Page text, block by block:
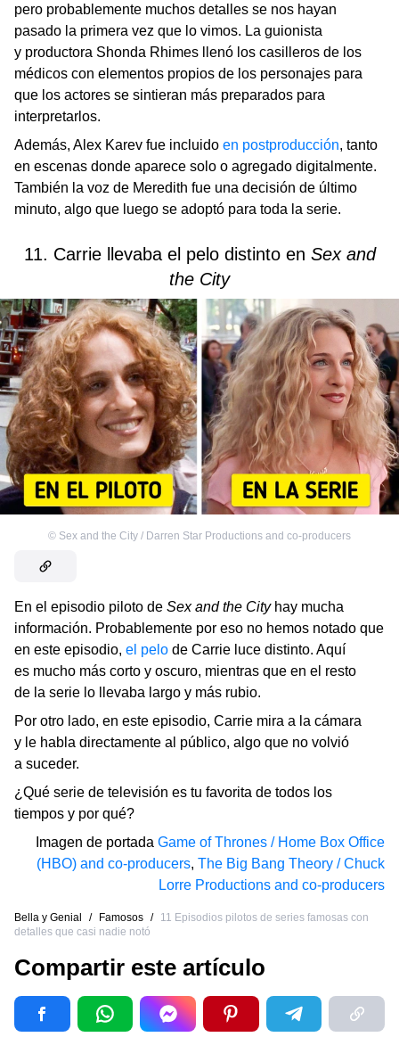
pero probablemente muchos detalles se nos hayan
pasado la primera vez que lo vimos. La guionista
y productora Shonda Rhimes llenó los casilleros de los
médicos con elementos propios de los personajes para
que los actores se sintieran más preparados para
interpretarlos.
Además, Alex Karev fue incluido en postproducción, tanto
en escenas donde aparece solo o agregado digitalmente.
También la voz de Meredith fue una decisión de último
minuto, algo que luego se adoptó para toda la serie.
11. Carrie llevaba el pelo distinto en Sex and
the City
© Sex and the City / Darren Star Productions and co-producers
En el episodio piloto de Sex and the Cityhay mucha
información. Probablemente por eso no hemos notado que
en este episodio, el pelo de Carrie luce distinto. Aquí
es mucho más corto y oscuro, mientras que en el resto
de la serie lo llevaba largo y más rubio.
Por otro lado, en este episodio, Carrie mira a la cámara
y le habla directamente al público, algo que no volvió
a suceder.
¿Qué serie de televisión es tu favorita de todos los
tiempos y por qué?
Imagen de portada Game of Thrones / Home Box Office
(HBO) and co-producers, The Big Bang Theory / Chuck
Lorre Productions and co-producers
Bella y Genial / Famosos /
11 Episodios pilotos de series famosas con
detalles que casi nadie notó
Compartir este artículo